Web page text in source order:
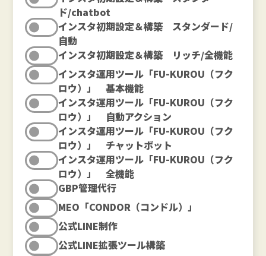
ド/chatbot
インスタ初期設定＆構築 スタンダード/
自動
インスタ初期設定＆構築 リッチ/全機能
インスタ運用ツール「FU-KUROU（フク
ロウ）」 基本機能
インスタ運用ツール「FU-KUROU（フク
ロウ）」 自動アクション
インスタ運用ツール「FU-KUROU（フク
ロウ）」 チャットボット
インスタ運用ツール「FU-KUROU（フク
ロウ）」 全機能
GBP管理代行
MEO「CONDOR（コンドル）」
公式LINE制作
公式LINE拡張ツール構築